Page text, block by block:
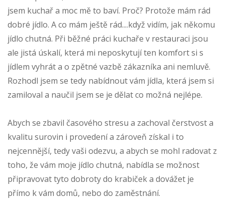
jsem kuchař a moc mě to baví. Proč? Protože mám rád
dobré jídlo. A co mám ještě rád....když vidím, jak někomu
jídlo chutná. Při běžné práci kuchaře v restauraci jsou
ale jistá úskalí, která mi neposkytují ten komfort si s
jídlem vyhrát a o zpětné vazbě zákazníka ani nemluvě.
Rozhodl jsem se tedy nabídnout vám jídla, která jsem si
zamiloval a naučil jsem se je dělat co možná nejlépe.
Abych se zbavil časového stresu a zachoval čerstvost a
kvalitu surovin i provedení a zároveň získal i to
nejcennější, tedy vaši odezvu, a abych se mohl radovat z
toho, že vám moje jídlo chutná, nabídla se možnost
připravovat tyto dobroty do krabiček a dovážet je
přímo k vám domů, nebo do zaměstnání.